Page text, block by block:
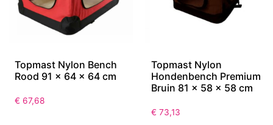
Topmast Nylon Bench
Rood 91 x 64 x 64 cm
€ 67,68
Topmast Nylon
Hondenbench Premium
Bruin 81 x 58 x 58 cm
€ 73,13